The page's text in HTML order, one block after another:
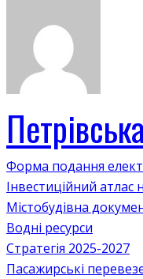
Форма подання
Інвестиційний атлас
Містобудівна
Водні ресурси
Стратегія 2025-2027
Пасажирські